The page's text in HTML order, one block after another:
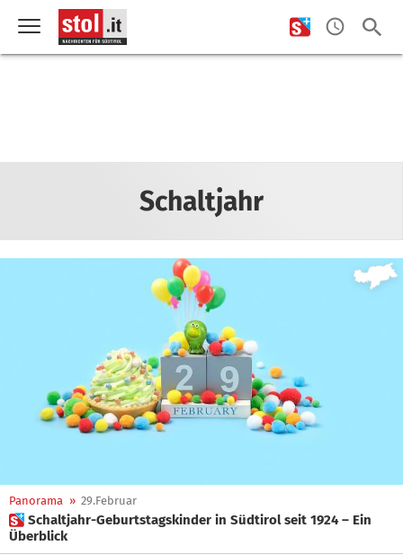
Schaltjahr
Panorama » 29.Februar
 Schaltjahr-Geburtstagskinder in Südtirol seit 1924 – Ein
Überblick